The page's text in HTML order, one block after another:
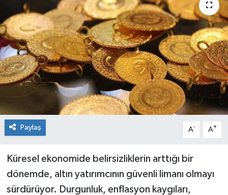
Paylaş A- A+
Küresel ekonomide belirsizliklerin arttığı bir
dönemde, altın yatırımcının güvenli limanı olmayı
sürdürüyor. Durgunluk, enflasyon kaygıları,
Spor
Teknoloji
Türkiye